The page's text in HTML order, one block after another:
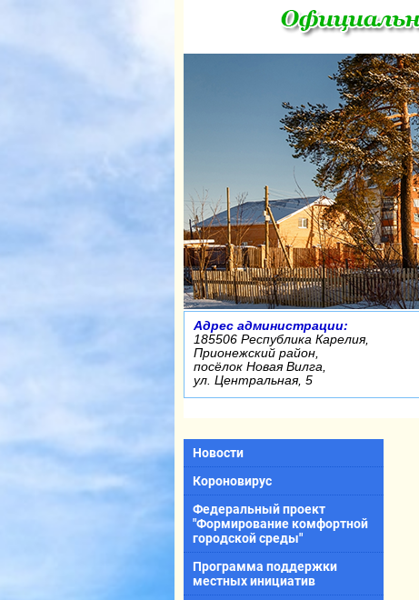
Адрес администрации:
185506 Республика Карелия,
Прионежский район,
посёлок Новая Вилга,
ул. Центральная, 5
Новости
Короновирус
Федеральный проект
"Формирование комфортной
городской среды"
Программа поддержки
местных инициатив